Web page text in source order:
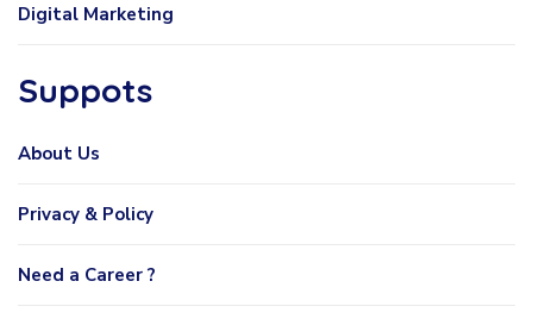
Digital Marketing
Suppots
About Us
Privacy & Policy
Need a Career ?